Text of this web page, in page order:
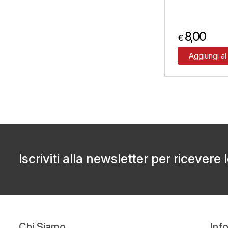
€ 8,00
Aggiungi
Iscriviti alla newsletter per ricevere